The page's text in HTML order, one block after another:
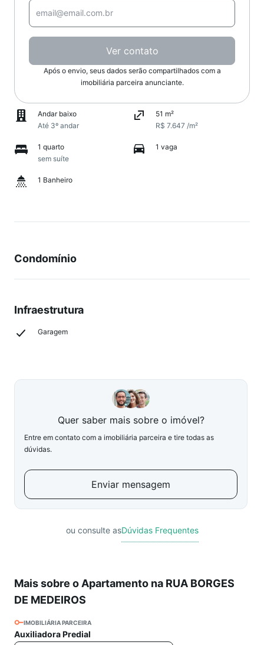
Ver contato
Após o envio, seus dados serão compartilhados com a
imobiliária parceira anunciante.
Andar baixo
Até 3º andar
51 m²
R$ 7.647 /m²
1 quarto
sem suíte
1 vaga
1 Banheiro
Condomínio
Infraestrutura
Garagem
Quer saber mais sobre o imóvel?
Entre em contato com a imobiliária parceira e tire todas as
dúvidas.
Enviar mensagem
ou consulte asDúvidas Frequentes
Mais sobre o Apartamento na RUA BORGES
DE MEDEIROS
IMOBILIÁRIA PARCEIRA
Auxiliadora Predial